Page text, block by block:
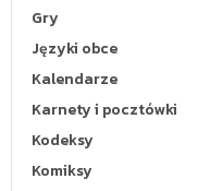
Gry
Języki obce
Kalendarze
Karnety i pocztówki
Kodeksy
Komiksy